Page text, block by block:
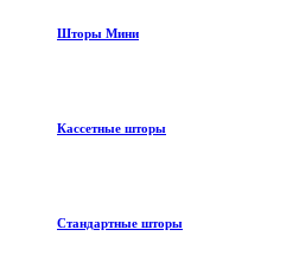
Шторы Мини
Кассетные шторы
Стандартные шторы